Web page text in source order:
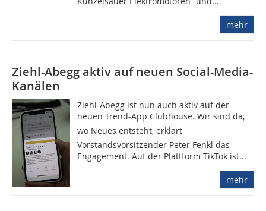
mehr
Ziehl-Abegg aktiv auf neuen Social-Media-
Kanälen
Ziehl-Abegg ist nun auch aktiv auf der
neuen Trend-App Clubhouse. Wir sind da,
wo Neues entsteht, erklärt
Vorstandsvorsitzender Peter Fenkl das
Engagement. Auf der Plattform TikTok ist...
mehr